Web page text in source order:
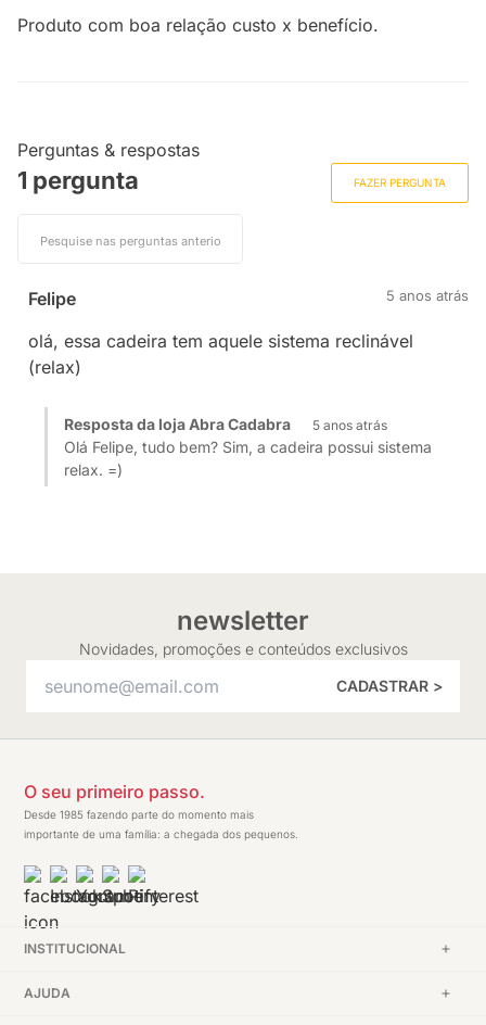
Produto com boa relação custo x benefício.
Perguntas & respostas
1 pergunta FAZER PERGUNTA
Felipe 5 anos atrás
olá, essa cadeira tem aquele sistema reclinável
(relax)
Resposta da loja Abra Cadabra 5 anos atrás
Olá Felipe, tudo bem? Sim, a cadeira possui sistema
relax. =)
newsletter
Novidades, promoções e conteúdos exclusivos
CADASTRAR >
O seu primeiro passo.
Desde 1985 fazendo parte do momento mais
importante de uma família: a chegada dos pequenos.
INSTITUCIONAL
AJUDA